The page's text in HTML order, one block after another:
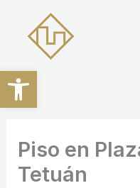
Abrir barra de herramientas
contenido
Piso en
Tetuán